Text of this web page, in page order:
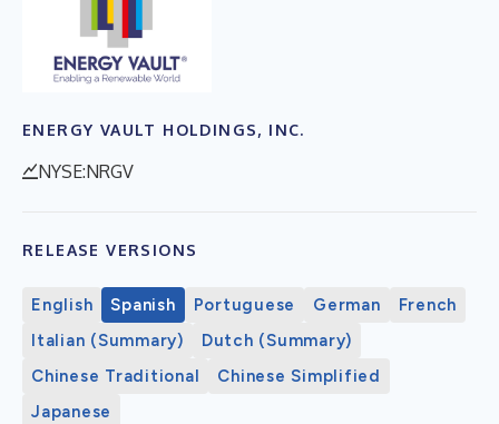
ENERGY VAULT HOLDINGS, INC.
NYSE:NRGV
RELEASE VERSIONS
English Spanish Portuguese German
French
Italian (Summary)
Dutch (Summary)
Chinese Traditional
Chinese Simplified
Japanese